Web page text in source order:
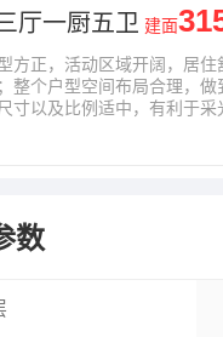
厅一厨五卫 建面
方正，活动区域开阔，居
整个户型空间布局合理，
寸以及比例适中，有利于
数